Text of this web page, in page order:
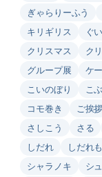
ぎゃらりーふう
キリギリス
ぐ
クリスマス
ク
グループ展
ケ
こいのぼり
こ
コモ巻き
ご挨拶
さしこう
さる
しだれ
しだれ
シャラノキ
シ